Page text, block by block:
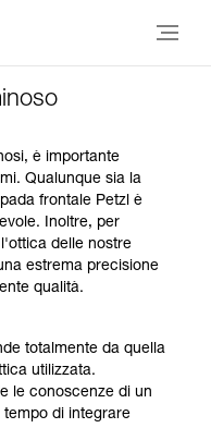
è importante
Qualunque sia la
frontale Petzl è
Inoltre, per
delle nostre
estrema precisione
qualità.
totalmente da quella
utilizzata.
le conoscenze di un
di integrare